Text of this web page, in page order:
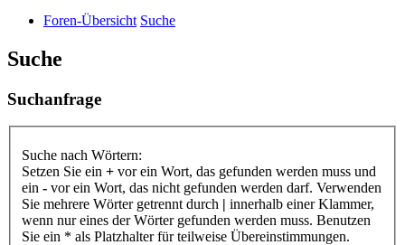
Foren-Übersicht Suche
Suche
Suchanfrage
Suche nach Wörtern:
Setzen Sie ein + vor ein Wort, das gefunden werden muss und
ein - vor ein Wort, das nicht gefunden werden darf. Verwenden
Sie mehrere Wörter getrennt durch | innerhalb einer Klammer,
wenn nur eines der Wörter gefunden werden muss. Benutzen
Sie ein * als Platzhalter für teilweise Übereinstimmungen.